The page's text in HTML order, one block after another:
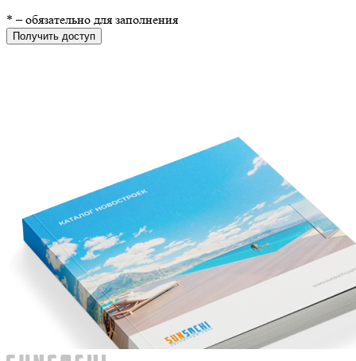
* – обязательно для заполнения
Получить доступ